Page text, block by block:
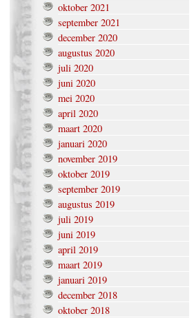
oktober 2021
september 2021
december 2020
augustus 2020
juli 2020
juni 2020
mei 2020
april 2020
maart 2020
januari 2020
november 2019
oktober 2019
september 2019
augustus 2019
juli 2019
juni 2019
april 2019
maart 2019
januari 2019
december 2018
oktober 2018